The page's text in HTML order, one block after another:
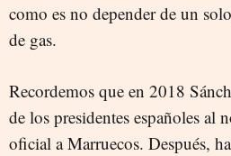
como es no depender de un
de gas.
Recordemos que en 2018
de los presidentes españoles al
oficial a Marruecos. Después,